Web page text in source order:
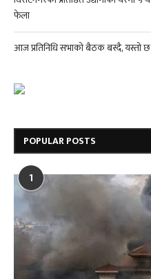
फेला
आज प्रतिनिधि सभाको बैठक बस्दै, यस्तो
POPULAR POSTS
1